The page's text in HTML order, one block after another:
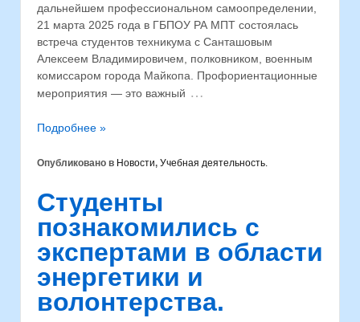
дальнейшем профессиональном самоопределении,
21 марта 2025 года в ГБПОУ РА МПТ состоялась
встреча студентов техникума с Санташовым
Алексеем Владимировичем, полковником, военным
комиссаром города Майкопа. Профориентационные
мероприятия — это важный …
Подробнее »
Опубликовано в Новости, Учебная деятельность.
Студенты
познакомились с
экспертами в области
энергетики и
волонтерства.